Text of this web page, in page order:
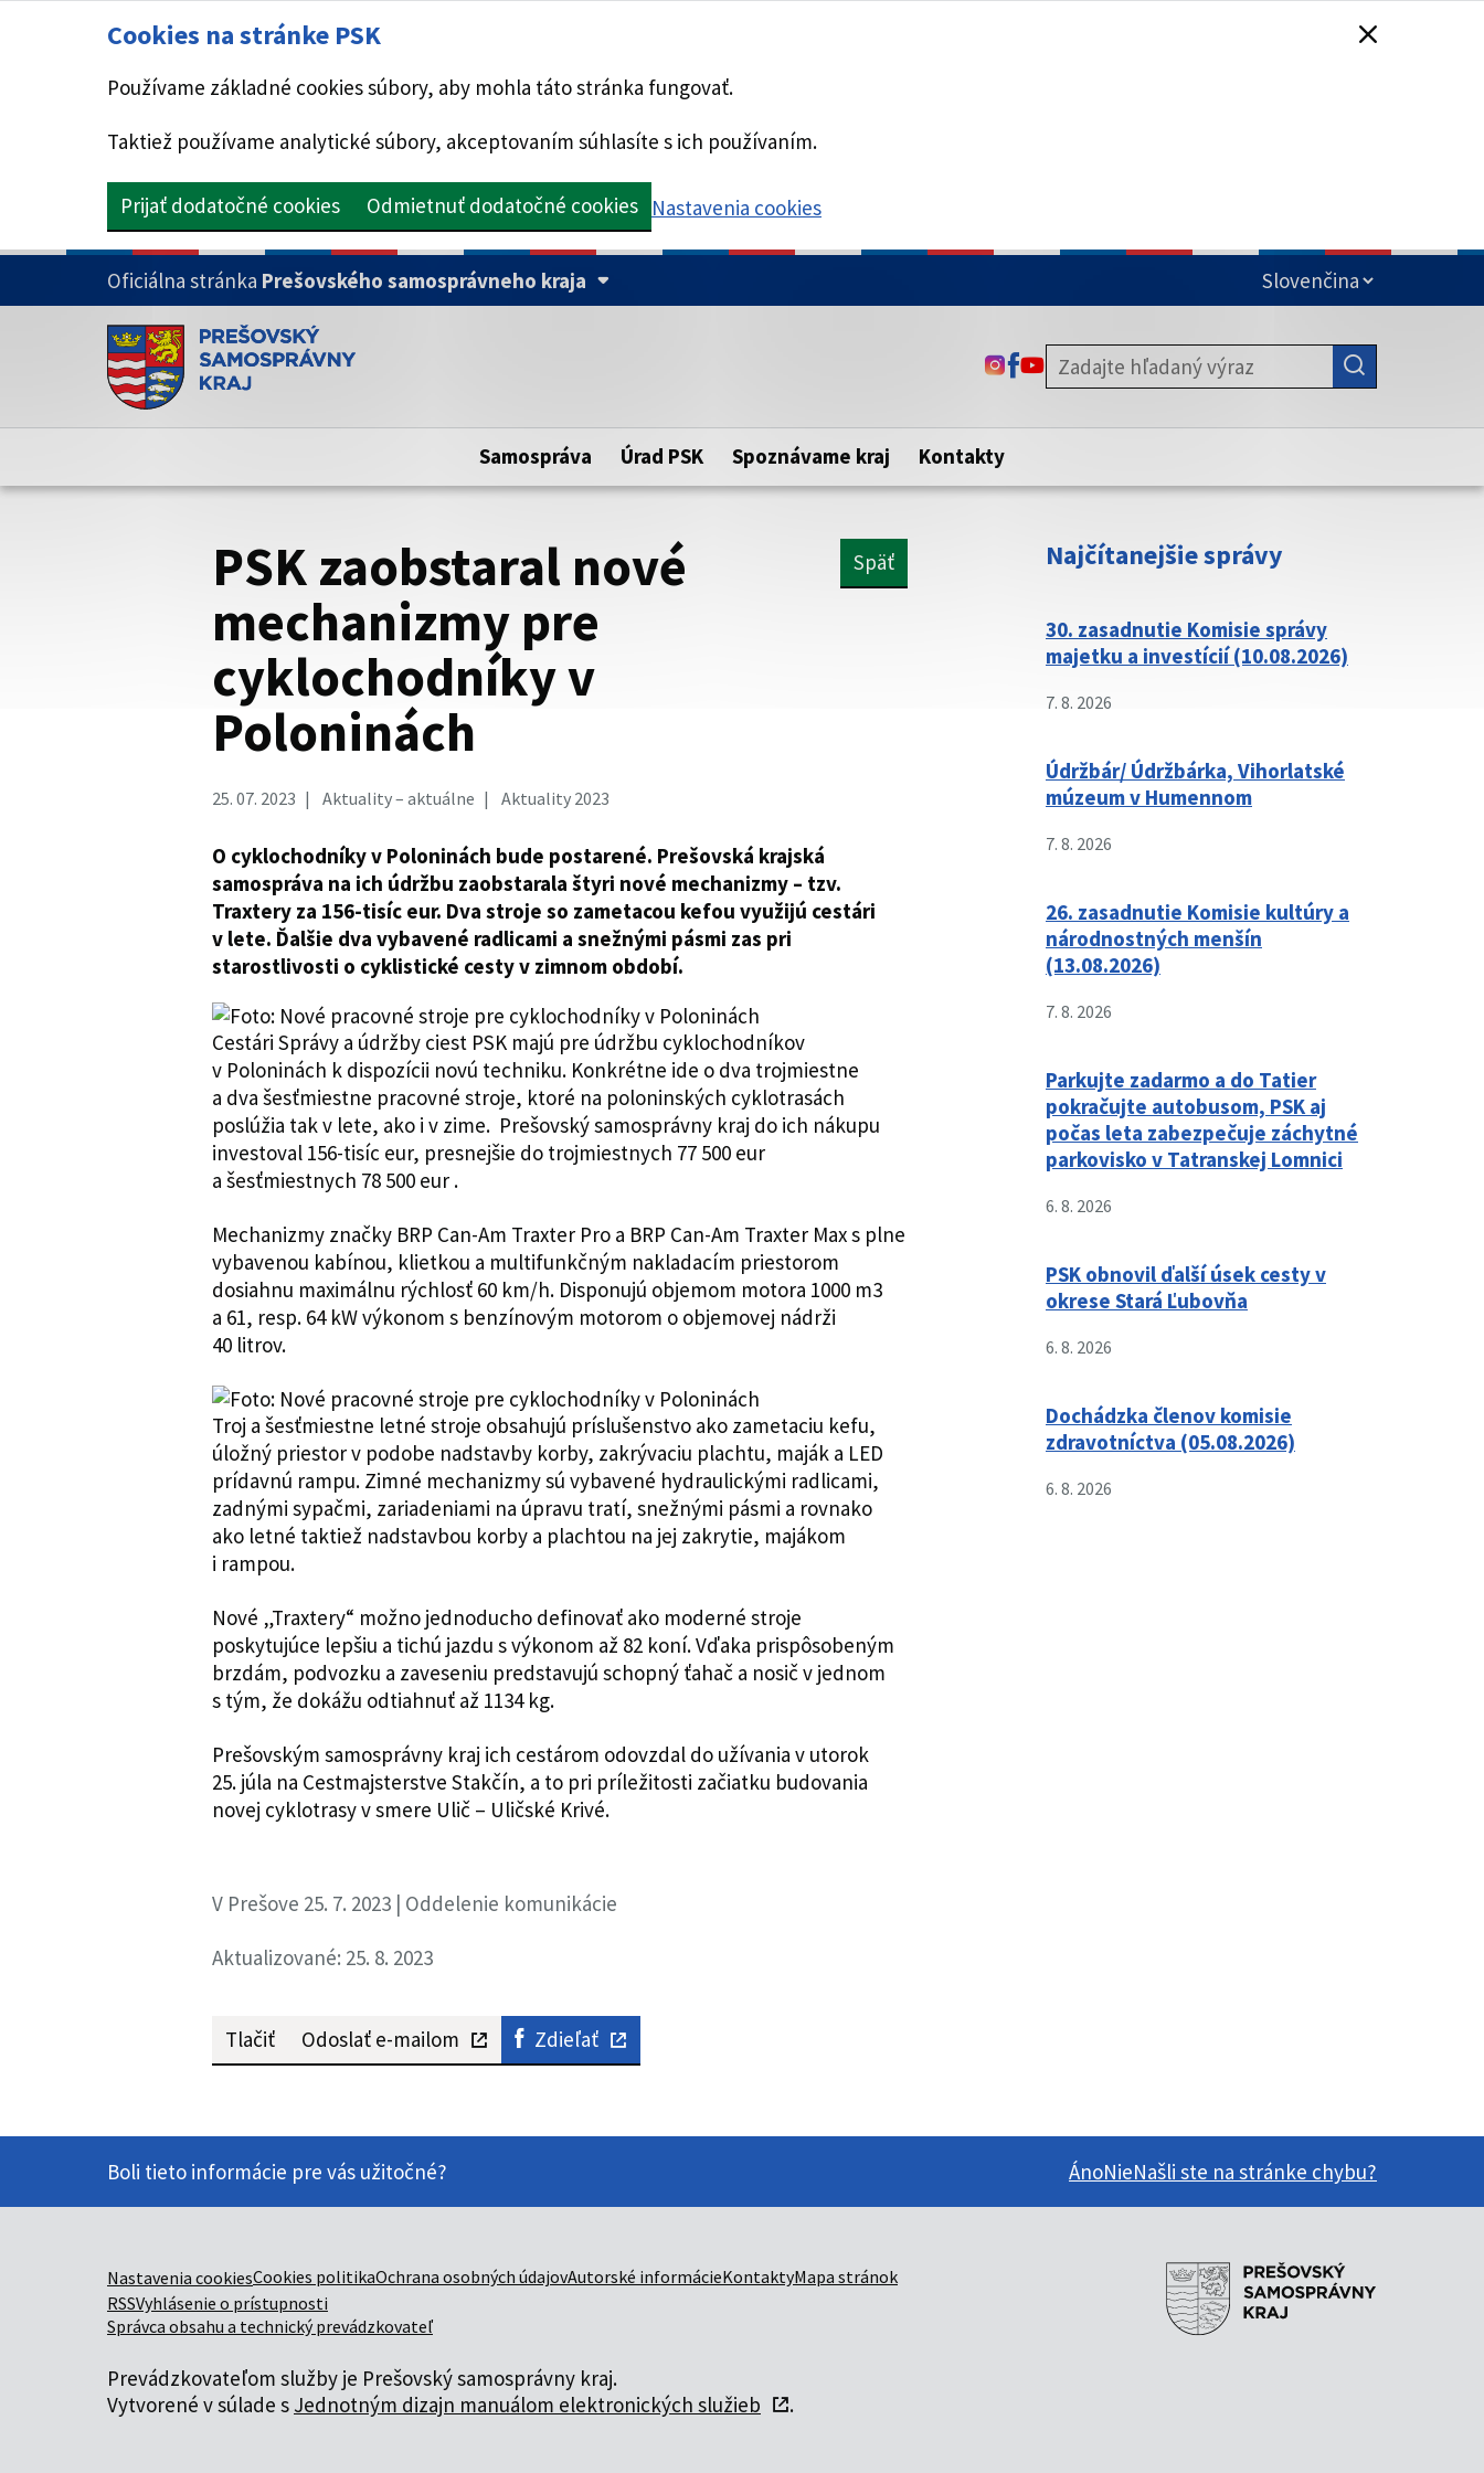
Cookies na stránke PSK
Používame základné cookies súbory, aby mohla táto stránka fungovať.
Taktiež používame analytické súbory, akceptovaním súhlasíte s ich používaním.
Prijať dodatočné cookies Odmietnuť dodatočné cookies Nastavenia cookies
PRESKOČIŤ NA HLAVNÝ OBSAH
Oficiálna stránka Prešovského samosprávneho kraja
Doména psk.sk je oficiálna
Toto je oficiálna webová stránka Prešovského samosprávneho kraja.
Táto stránka je zabezpečená
zabezpečenú webovú stránku. Zabezpečená stránka vždy začína
https:// pred názvom domény webového sídla.
ODKAZ SA OTVORÍ NA NOVEJ KARTE
ODKAZ SA OTVORÍ NA NOVEJ KARTE
ODKAZ SA OTVORÍ NA NOVEJ KARTE
Samospráva Úrad PSK Spoznávame kraj Kontakty
PSK zaobstaral nové
mechanizmy pre
cyklochodníky v
Poloninách
Späť
25. 07. 2023 Aktuality – aktuálne Aktuality 2023
O cyklochodníky v Poloninách bude postarené. Prešovská krajská
samospráva na ich údržbu zaobstarala štyri nové mechanizmy – tzv.
Traxtery za 156-tisíc eur. Dva stroje so zametacou kefou využijú cestári
v lete. Ďalšie dva vybavené radlicami a snežnými pásmi zas pri
starostlivosti o cyklistické cesty v zimnom období.
Cestári Správy a údržby ciest PSK majú pre údržbu cyklochodníkov
v Poloninách k dispozícii novú techniku. Konkrétne ide o dva trojmiestne
a dva šesťmiestne pracovné stroje, ktoré na poloninských cyklotrasách
poslúžia tak v lete, ako i v zime. Prešovský samosprávny kraj do ich nákupu
investoval 156-tisíc eur, presnejšie do trojmiestnych 77 500 eur
a šesťmiestnych 78 500 eur .
Mechanizmy značky BRP Can-Am Traxter Pro a BRP Can-Am Traxter Max s plne
vybavenou kabínou, klietkou a multifunkčným nakladacím priestorom
dosiahnu maximálnu rýchlosť 60 km/h. Disponujú objemom motora 1000 m3
a 61, resp. 64 kW výkonom s benzínovým motorom o objemovej nádrži
40 litrov.
Troj a šesťmiestne letné stroje obsahujú príslušenstvo ako zametaciu kefu,
úložný priestor v podobe nadstavby korby, zakrývaciu plachtu, maják a LED
prídavnú rampu. Zimné mechanizmy sú vybavené hydraulickými radlicami,
zadnými sypačmi, zariadeniami na úpravu tratí, snežnými pásmi a rovnako
ako letné taktiež nadstavbou korby a plachtou na jej zakrytie, majákom
i rampou.
Nové „Traxtery“ možno jednoducho definovať ako moderné stroje
poskytujúce lepšiu a tichú jazdu s výkonom až 82 koní. Vďaka prispôsobeným
brzdám, podvozku a zaveseniu predstavujú schopný ťahač a nosič v jednom
s tým, že dokážu odtiahnuť až 1134 kg.
Prešovským samosprávny kraj ich cestárom odovzdal do užívania v utorok
25. júla na Cestmajsterstve Stakčín, a to pri príležitosti začiatku budovania
novej cyklotrasy v smere Ulič – Uličské Krivé.
V Prešove 25. 7. 2023 | Oddelenie komunikácie
Aktualizované: 25. 8. 2023
Tlačiť Odoslať e-mailom Zdieľať
Najčítanejšie správy
30. zasadnutie Komisie správy
majetku a investícií (10.08.2026)
7. 8. 2026
Údržbár/ Údržbárka, Vihorlatské
múzeum v Humennom
7. 8. 2026
26. zasadnutie Komisie kultúry a
národnostných menšín
(13.08.2026)
7. 8. 2026
Parkujte zadarmo a do Tatier
pokračujte autobusom, PSK aj
počas leta zabezpečuje záchytné
parkovisko v Tatranskej Lomnici
6. 8. 2026
PSK obnovil ďalší úsek cesty v
okrese Stará Ľubovňa
6. 8. 2026
Dochádzka členov komisie
zdravotníctva (05.08.2026)
6. 8. 2026
Boli tieto informácie pre vás užitočné? ÁnoNieNašli ste na stránke chybu?
Nastavenia cookiesCookies politikaOchrana osobných údajovAutorské informácieKontaktyMapa stránok
RSSVyhlásenie o prístupnosti
Správca obsahu a technický prevádzkovateľ
Prevádzkovateľom služby je Prešovský samosprávny kraj.
Vytvorené v súlade s Jednotným dizajn manuálom elektronických služieb .